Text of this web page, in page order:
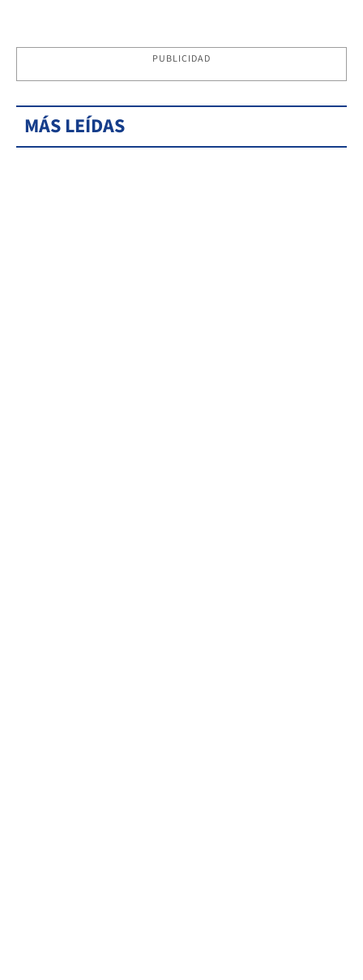
PUBLICIDAD
MÁS LEÍDAS